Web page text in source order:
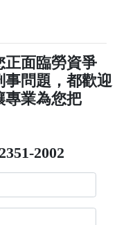
正面臨勞資爭
問題，都歡迎
專業為您把
2002